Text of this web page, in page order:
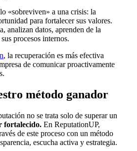
«sobreviven» a una crisis: la
para fortalecer sus valores.
analizan datos, aprenden de la
procesos internos.
, la recuperación es más efectiva
de comunicar proactivamente
método ganador
no se trata solo de superar un
fortalecido. En ReputationUP,
de este proceso con un método
escucha activa y estrategia.